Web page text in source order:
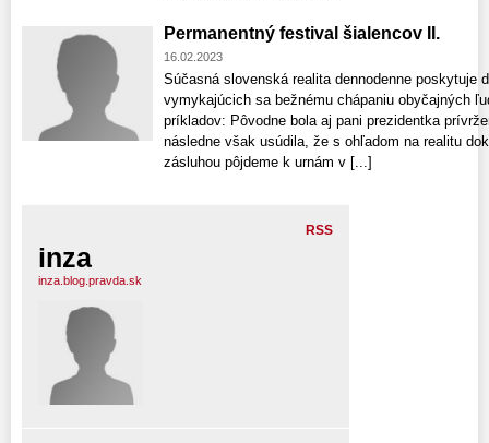
Permanentný festival šialencov II.
16.02.2023
Súčasná slovenská realita dennodenne poskytuje
vymykajúcich sa bežnému chápaniu obyčajných
príkladov: Pôvodne bola aj pani prezidentka
následne však usúdila, že s ohľadom na realitu
zásluhou pôjdeme k urnám v [...]
RSS
inza
inza.blog.pravda.sk